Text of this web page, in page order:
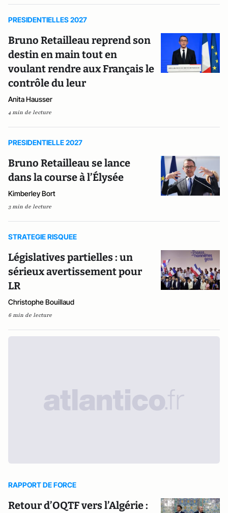
PRESIDENTIELLES 2027
Bruno Retailleau reprend son
destin en main tout en
voulant rendre aux Français le
contrôle du leur
Anita Hausser
4 min de lecture
PRESIDENTIELLE 2027
Bruno Retailleau se lance
dans la course à l’Élysée
Kimberley Bort
3 min de lecture
STRATEGIE RISQUEE
Législatives partielles : un
sérieux avertissement pour
LR
Christophe Bouillaud
6 min de lecture
RAPPORT DE FORCE
Retour d’OQTF vers l’Algérie :